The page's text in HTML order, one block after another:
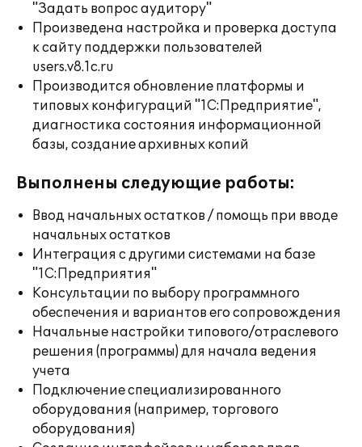
"Задать вопрос аудитору"
Произведена настройка и проверка доступа
к сайту поддержки пользователей
users.v8.1c.ru
Производится обновление платформы и
типовых конфигураций "1С:Предприятие",
диагностика состояния информационной
базы, создание архивных копий
Выполнены следующие работы:
Ввод начальных остатков / помощь при вводе
начальных остатков
Интеграция с другими системами на базе
"1С:Предприятия"
Консультации по выбору программного
обеспечения и вариантов его сопровождения
Начальные настройки типового/отраслевого
решения (программы) для начала ведения
учета
Подключение специализированного
оборудования (например, торгового
оборудования)